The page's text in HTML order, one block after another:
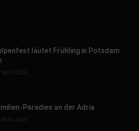
läutet Frühling in Potsdam
April 2026
Paradies an der Adria
März 2026